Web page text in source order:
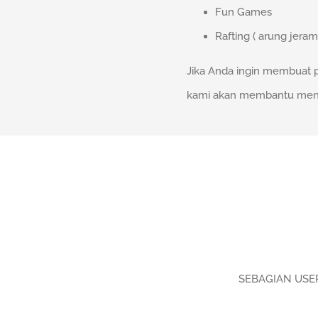
Fun Games
Rafting ( arung
Jika Anda ingin membuat
kami akan membantu
SEBAGIAN